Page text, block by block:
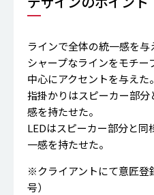
ラインで全体の統一感を与
シャープなラインをモチ
中心にアクセントを与えた。
指掛かりはスピーカー部
感を持たせた。
LEDはスピーカー部分と
一感を持たせた。
※クライアントにて意匠登
号）